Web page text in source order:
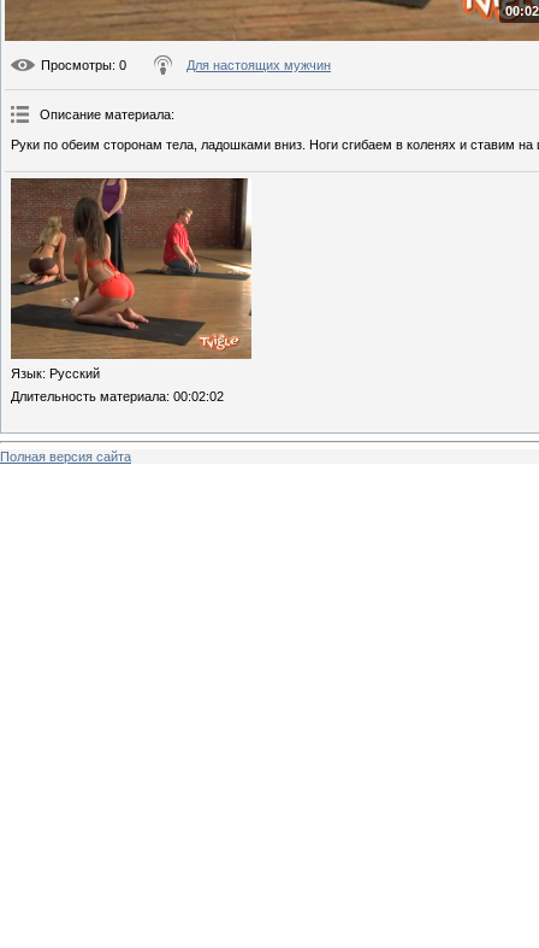
Просмотры: 0 Для настоящих мужчин
Описание материала:
Руки по обеим сторонам тела, ладошками вниз. Ноги сгибаем в коленях и ставим
Язык: Русский
Длительность материала: 00:02:02
Полная версия сайта